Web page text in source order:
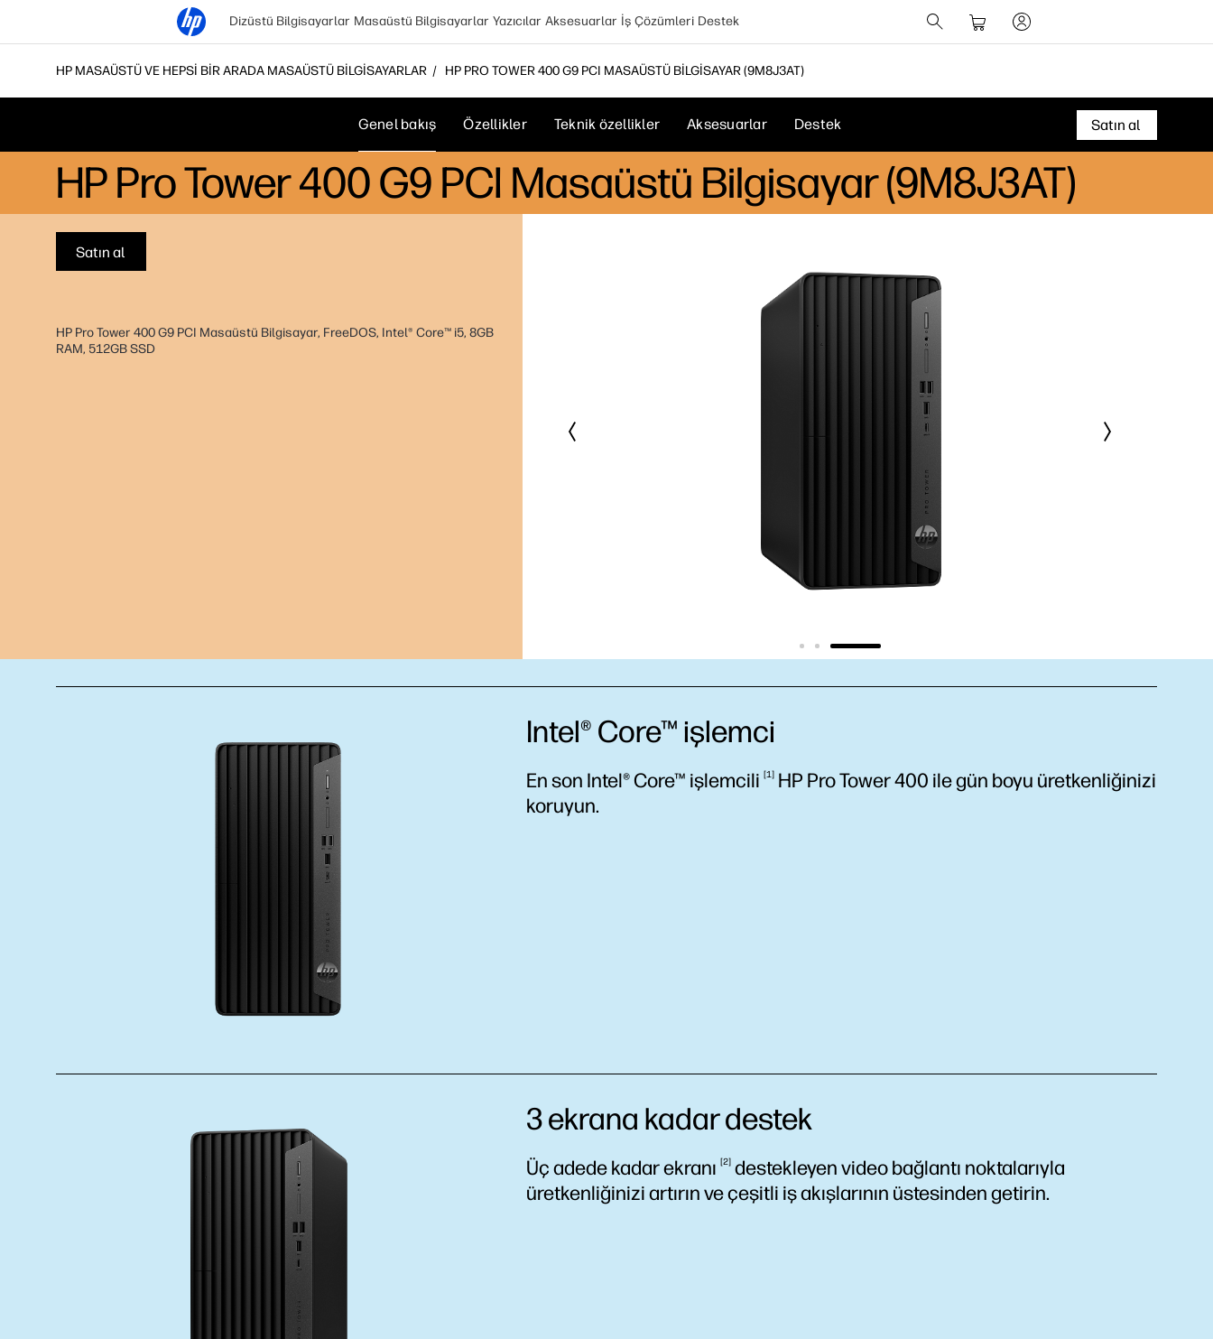
Dizüstü Bilgisayarlar Masaüstü Bilgisayarlar Yazıcılar Aksesuarlar İş Çözümleri Destek
HP MASAÜSTÜ VE HEPSI BIR ARADA MASAÜSTÜ BILGISAYARLAR HP PRO TOWER 400 G9 PCI MASAÜSTÜ BILGISAYAR (9M8J3AT)
Genel bakış Özellikler Teknik özellikler Aksesuarlar Destek Satın al
HP Pro Tower 400 G9 PCI Masaüstü Bilgisayar (9M8J3AT)
Satın al
HP Pro Tower 400 G9 PCI Masaüstü Bilgisayar, FreeDOS, Intel® Core™ i5, 8GB
RAM, 512GB SSD
Intel® Core™ işlemci
En son Intel® Core™ işlemcili 1
HP Pro Tower 400 ile gün boyu üretkenliğinizi
koruyun.
3 ekrana kadar destek
Üç adede kadarekranı 2 destekleyen video bağlantı noktalarıyla
üretkenliğinizi artırın ve çeşitli iş akışlarının üstesinden getirin.